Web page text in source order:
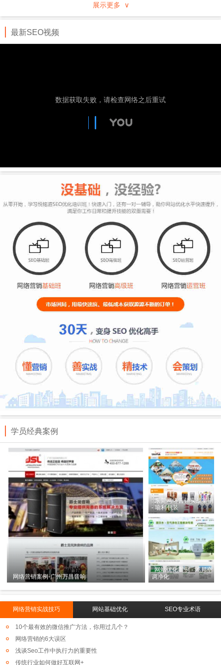
行业、地域分类的企事业黄页，通过专业服务及先进
展示更多 ∨
最新SEO视频
学员经典案例
网络营销案例-广州万昌音响
东莞网络营销实战案例
- 瑜利包装
网站优化案例 - 鸿邦空
调净化
网络营销实战技巧 网站基础优化 SEO专业术语
10个最有效的微信推广方法，你用过几个？
网络营销的6大误区
浅谈Seo工作中执行力的重要性
传统行业如何做好互联网+